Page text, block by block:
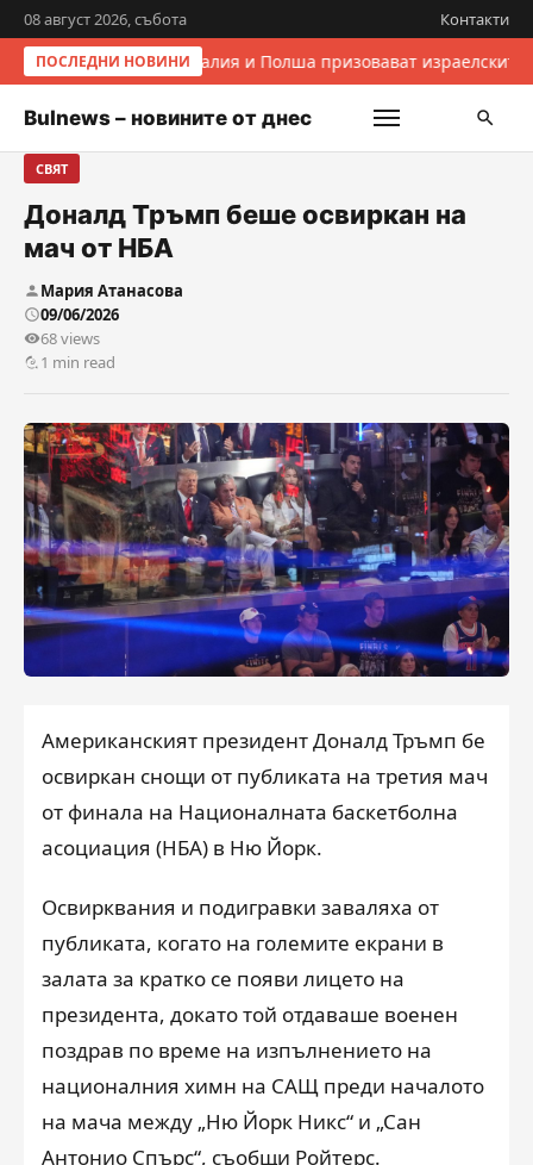
08 август 2026, събота Контакти
ПОСЛЕДНИ НОВИНИИталия и Полша призовават
Bulnews – новините от днес
СВЯТ
Доналд Тръмп беше освиркан на
мач от НБА
Мария Атанасова
09/06/2026
68 views
1 min read
Американският президент Доналд Тръмп бе
освиркан снощи от публиката на третия мач
от финала на Националната баскетболна
асоциация (НБА) в Ню Йорк.
Освирквания и подигравки заваляха от
публиката, когато на големите екрани в
залата за кратко се появи лицето на
президента, докато той отдаваше военен
поздрав по време на изпълнението на
националния химн на САЩ преди началото
на мача между „Ню Йорк Никс“ и „Сан
Антонио Спърс“, съобщи Ройтерс.